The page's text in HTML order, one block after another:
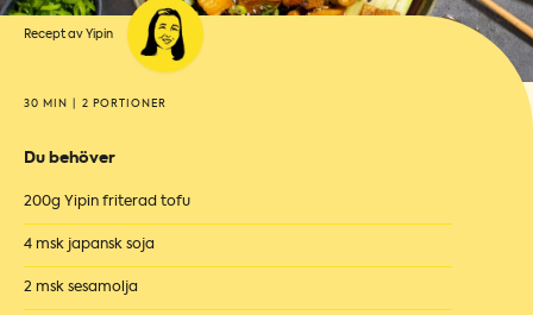
Recept av Yipin
30 MIN 2 PORTIONER
Du behöver
200g Yipin friterad tofu
4 msk japansk soja
2 msk sesamolja